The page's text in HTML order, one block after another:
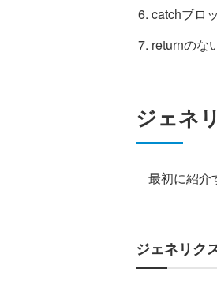
catchブロ
returnのな
ジェネ
最初に紹介
ジェネリク